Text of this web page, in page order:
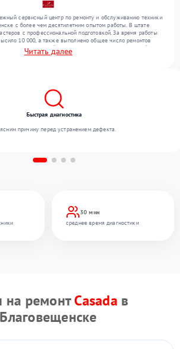
сервисный центр по ремонту и обслуживанию техники
с более чем десятилетним опытом работы. В штате
с профессиональной подготовкой. За время работы
10 000, а также выполнено общее число ремонтов
в сервисный центр поступает более 300 устройств,
за задачи любой сложности и предлагаем стабильный
Читать далее
30 мин
среднее время диагностики
Быстрая диагностика
причину перед устранением дефекта.
на ремонтCasada в
Благовещенске